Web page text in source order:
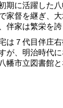
期に活躍した
家督を継ぎ、
家は繁栄を誇
は７代目伴庄
が、明治時代
幡市立図書館